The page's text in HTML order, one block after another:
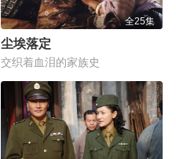
全25集
尘埃落定
交织着血泪的家族史